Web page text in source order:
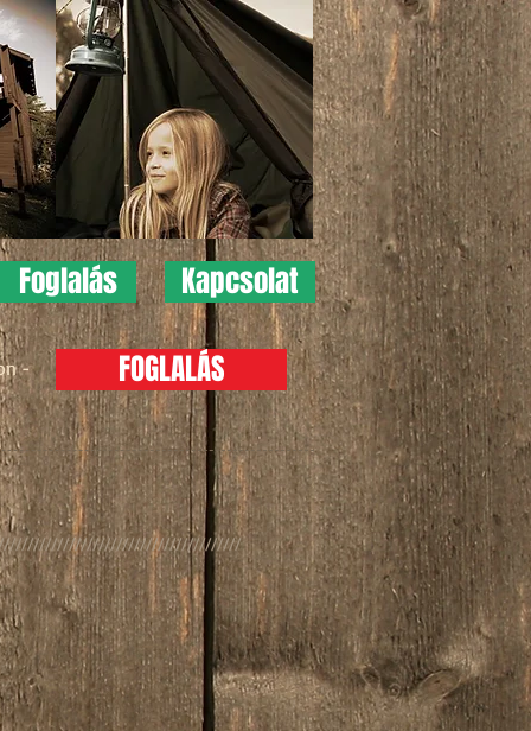
Foglalás Kapcsolat
- FOGLALÁS